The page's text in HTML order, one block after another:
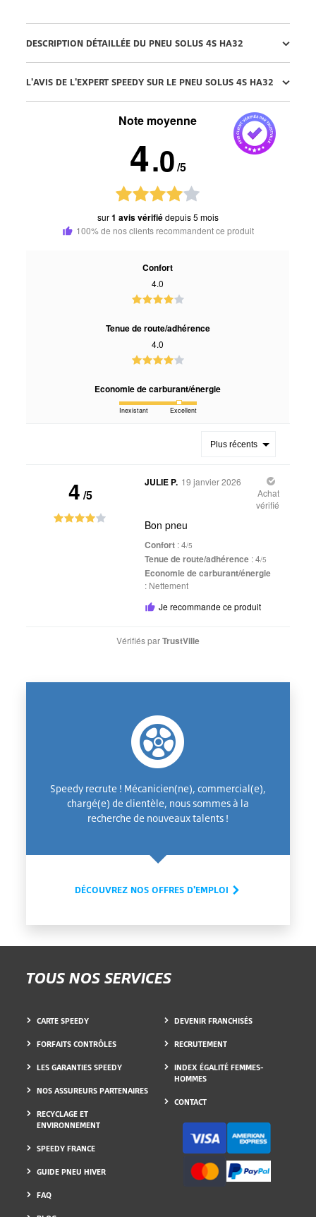
DESCRIPTION DÉTAILLÉE DU PNEU SOLUS 4S HA32
L'AVIS DE L'EXPERT SPEEDY SUR LE PNEU SOLUS 4S HA32
Note moyenne
4.0/5
sur1 avis vérifiédepuis 5 mois
100% de nos clients recommandent ce produit
Confort
4.0
Tenue de route/adhérence
4.0
Economie de carburant/énergie
Inexistant Excellent
Plus récents
4 /5
JULIE P. 19 janvier 2026
Achat
vérifié
Bon pneu
Confort : 4/5
Tenue de route/adhérence : 4/5
Economie de carburant/énergie
: Nettement
Je recommande ce produit
Vérifiés parTrustVille
Speedy recrute ! Mécanicien(ne), commercial(e),
chargé(e) de clientèle, nous sommes à la
recherche de nouveaux talents !
DÉCOUVREZ NOS OFFRES D'EMPLOI
TOUS NOS SERVICES
CARTE SPEEDY
FORFAITS CONTRÔLES
LES GARANTIES SPEEDY
NOS ASSUREURS PARTENAIRES
RECYCLAGE ET
ENVIRONNEMENT
SPEEDY FRANCE
GUIDE PNEU HIVER
FAQ
DEVENIR FRANCHISÉS
RECRUTEMENT
INDEX ÉGALITÉ FEMMES-
HOMMES
CONTACT